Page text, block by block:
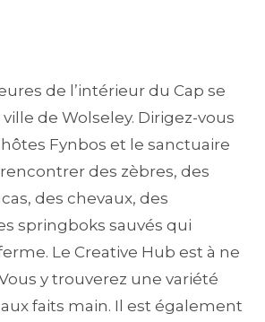
de l’intérieur du Cap se
de Wolseley. Dirigez-vous
Fynbos et le sanctuaire
des zèbres, des
des chevaux, des
springboks sauvés qui
Le Creative Hub est à ne
y trouverez une variété
faits main. Il est également